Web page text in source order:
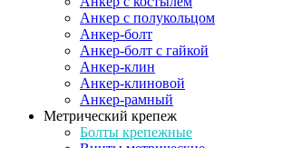
Анкер с полукольцом
Анкер-болт
Анкер-болт с гайкой
Анкер-клин
Анкер-клиновой
Анкер-рамный
Метрический крепеж
Болты крепежные